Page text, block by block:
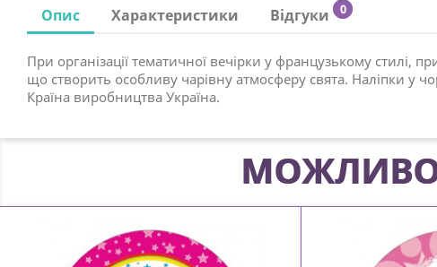
Опис Характеристики Відгуки 0
При організації тематичної вечірки у французькому
що створить особливу чарівну атмосферу свята. Наліпки у
Країна виробництва Україна.
МОЖЛИВО